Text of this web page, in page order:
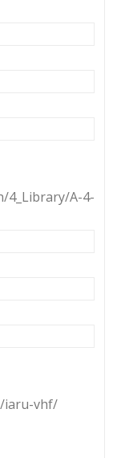
4_Library/A-4-
iaru-vhf/